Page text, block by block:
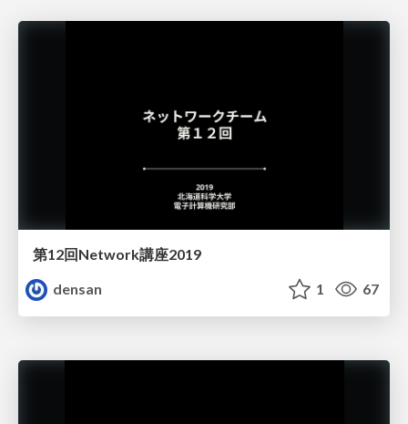
第12回Network講座2019
densan
1 67